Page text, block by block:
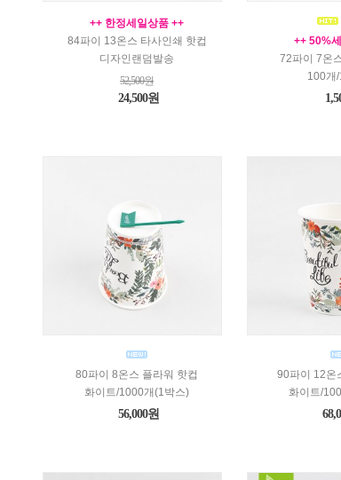
++ 한정세일상품 ++
84파이 13온스 타사인쇄 핫컵
디자인랜덤발송
52,500원
24,500원
++ 50%
72파이 7온
100개
80파이 8온스 플라워 핫컵
화이트/1000개(1박스)
56,000원
90파이 12온
화이트/